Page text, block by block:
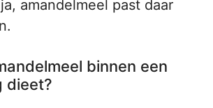
amandelmeel past daar
binnen een
dieet?